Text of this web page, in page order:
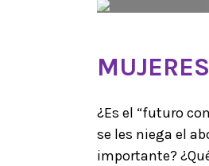
¿Es el “futuro
se les niega el
importante?